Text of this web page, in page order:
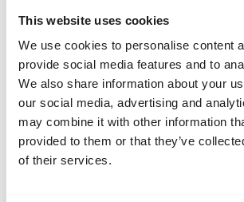
This website uses cookies
We use cookies to personalise content
provide social media features and to
We also share information about your
our social media, advertising and
may combine it with other information
provided to them or that they’ve
of their services.
met componist Thomas Larcher om de
Larchers geboortegrond – het
(Oostenrijk) over te brengen in een
muziek en beeld.
Awoiska van der Molen